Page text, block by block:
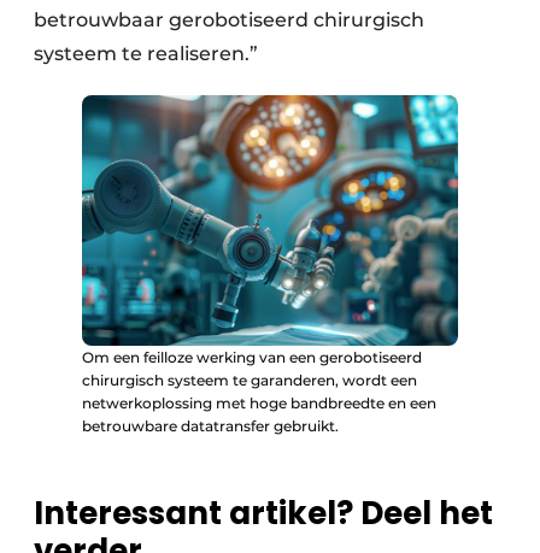
betrouwbaar gerobotiseerd chirurgisch
systeem te realiseren.”
Om een feilloze werking van een gerobotiseerd
chirurgisch systeem te garanderen, wordt een
netwerkoplossing met hoge bandbreedte en een
betrouwbare datatransfer gebruikt.
Interessant artikel? Deel het